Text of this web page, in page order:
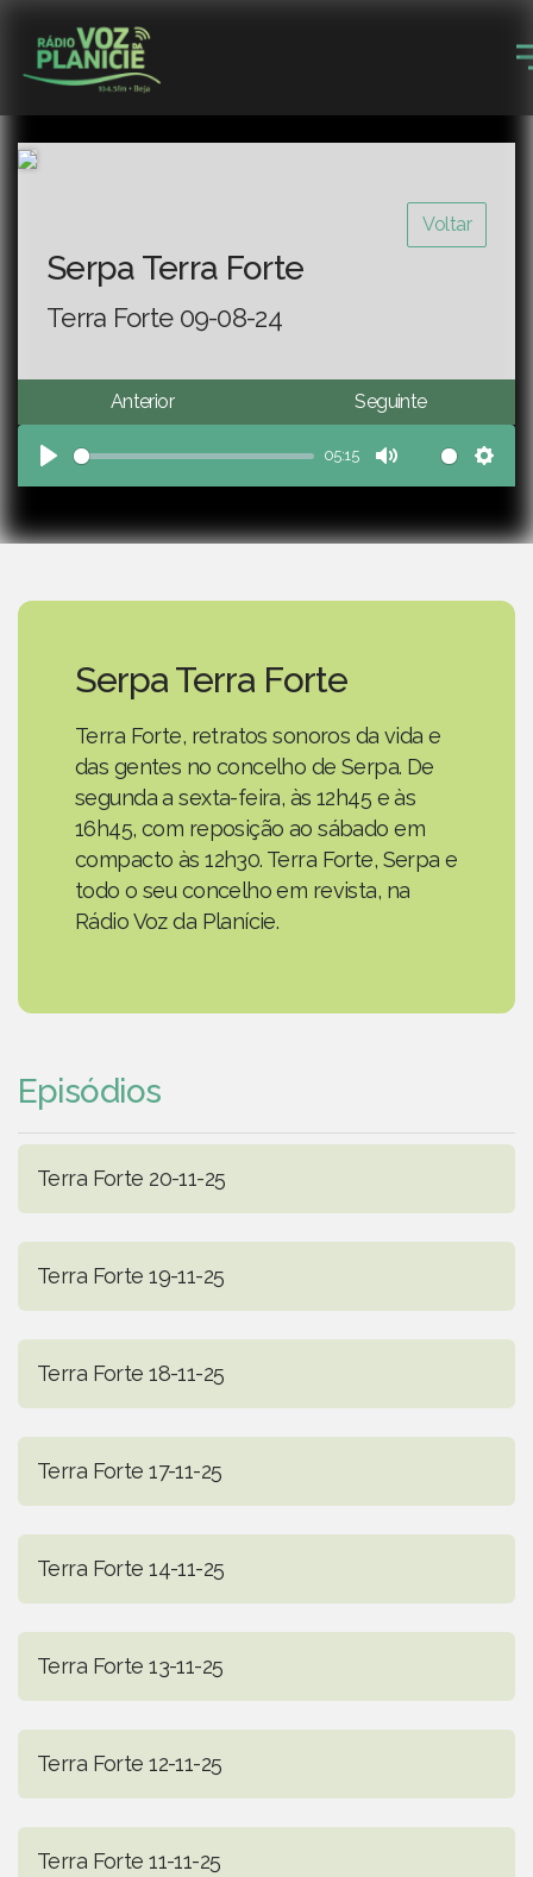
Voltar
Serpa Terra Forte
Terra Forte 09-08-24
Anterior Seguinte
Play
05:15
Mute
Serpa Terra Forte
Terra Forte, retratos sonoros da vida e
das gentes no concelho de Serpa. De
segunda a sexta-feira, às 12h45 e às
16h45, com reposição ao sábado em
compacto às 12h30. Terra Forte, Serpa e
todo o seu concelho em revista, na
Rádio Voz da Planície.
Episódios
Terra Forte 20-11-25
Terra Forte 19-11-25
Terra Forte 18-11-25
Terra Forte 17-11-25
Terra Forte 14-11-25
Terra Forte 13-11-25
Terra Forte 12-11-25
Terra Forte 11-11-25